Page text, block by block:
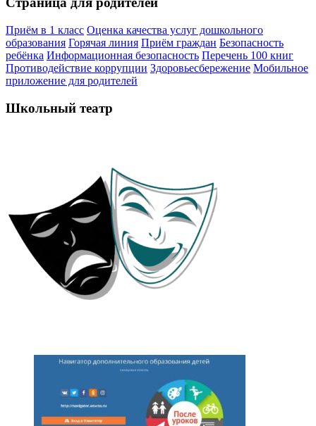
Приём в 1 класс Оценка качества услуг дошкольного
образования Горячая линия Приём граждан Безопасность
ребёнка Информационная безопасность Перечень 100 книг
Противодействие коррупции Здоровьесбережение Мобильное
приложение для родителей
Школьный театр